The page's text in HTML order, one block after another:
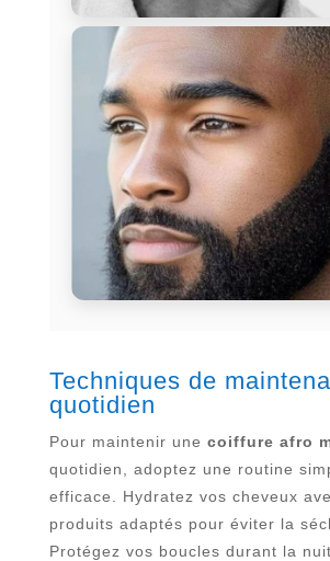
Techniques de
quotidien
Pour maintenir une coiffure afro
quotidien, adoptez une routine
efficace. Hydratez vos cheveux
produits adaptés pour éviter la
Protégez vos boucles durant la